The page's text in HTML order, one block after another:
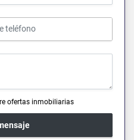
ofertas inmobiliarias